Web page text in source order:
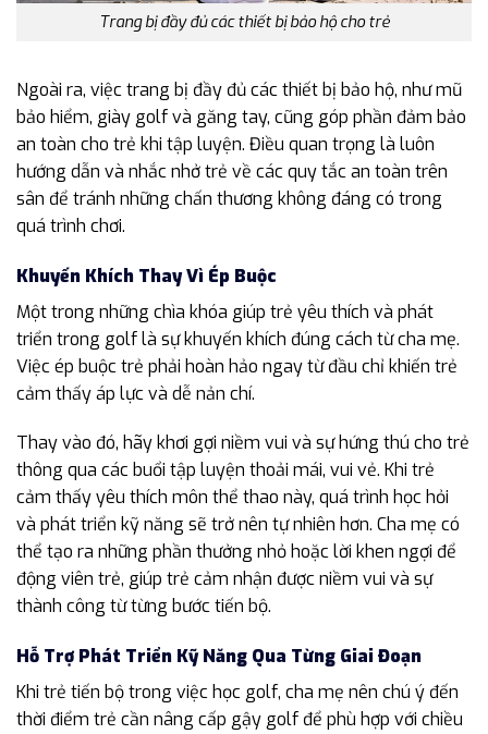
Trang bị đầy đủ các thiết bị bảo hộ cho trẻ
Ngoài ra, việc trang bị đầy đủ các thiết bị bảo hộ, như mũ
bảo hiểm, giày golf và găng tay, cũng góp phần đảm bảo
an toàn cho trẻ khi tập luyện. Điều quan trọng là luôn
hướng dẫn và nhắc nhở trẻ về các quy tắc an toàn trên
sân để tránh những chấn thương không đáng có trong
quá trình chơi.
Khuyến Khích Thay Vì Ép Buộc
Một trong những chìa khóa giúp trẻ yêu thích và phát
triển trong golf là sự khuyến khích đúng cách từ cha mẹ.
Việc ép buộc trẻ phải hoàn hảo ngay từ đầu chỉ khiến trẻ
cảm thấy áp lực và dễ nản chí.
Thay vào đó, hãy khơi gợi niềm vui và sự hứng thú cho trẻ
thông qua các buổi tập luyện thoải mái, vui vẻ. Khi trẻ
cảm thấy yêu thích môn thể thao này, quá trình học hỏi
và phát triển kỹ năng sẽ trở nên tự nhiên hơn. Cha mẹ có
thể tạo ra những phần thưởng nhỏ hoặc lời khen ngợi để
động viên trẻ, giúp trẻ cảm nhận được niềm vui và sự
thành công từ từng bước tiến bộ.
Hỗ Trợ Phát Triển Kỹ Năng Qua Từng Giai Đoạn
Khi trẻ tiến bộ trong việc học golf, cha mẹ nên chú ý đến
thời điểm trẻ cần nâng cấp gậy golf để phù hợp với chiều